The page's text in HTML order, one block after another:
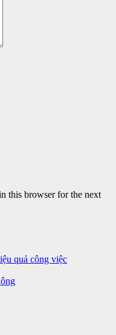
this browser for the next
quả công việc